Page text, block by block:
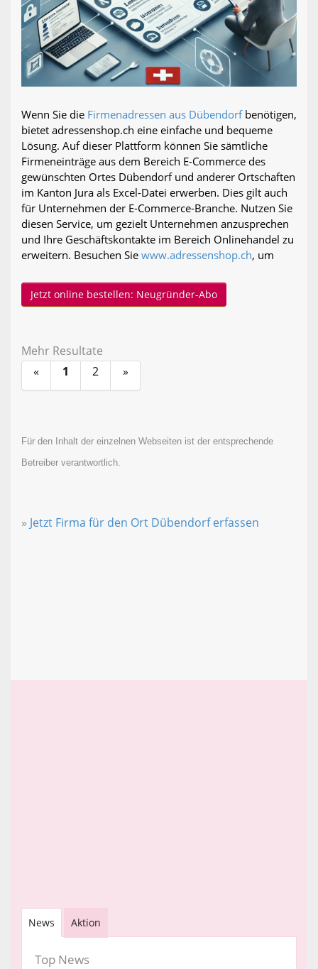
Wenn Sie die Firmenadressen aus Dübendorfbenötigen,
bietet adressenshop.ch eine einfache und bequeme
Lösung. Auf dieser Plattform können Sie sämtliche
Firmeneinträge aus dem Bereich E-Commerce des
gewünschten Ortes Dübendorf und anderer Ortschaften
im Kanton Jura als Excel-Datei erwerben. Dies gilt auch
für Unternehmen der E-Commerce-Branche. Nutzen Sie
diesen Service, um gezielt Unternehmen anzusprechen
und Ihre Geschäftskontakte im Bereich Onlinehandel zu
erweitern. Besuchen Sie www.adressenshop.ch, um
Jetzt online bestellen: Neugründer-Abo
Mehr Resultate
«
1 2 »
Für den Inhalt der einzelnen Webseiten ist der entsprechende
Betreiber verantwortlich.
» Jetzt Firma für den Ort Dübendorf erfassen
News Aktion
Top News